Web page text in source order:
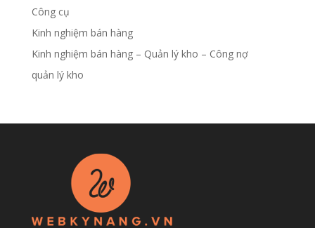
Công cụ
Kinh nghiệm bán hàng
Kinh nghiệm bán hàng – Quản lý kho – Công nợ
quản lý kho